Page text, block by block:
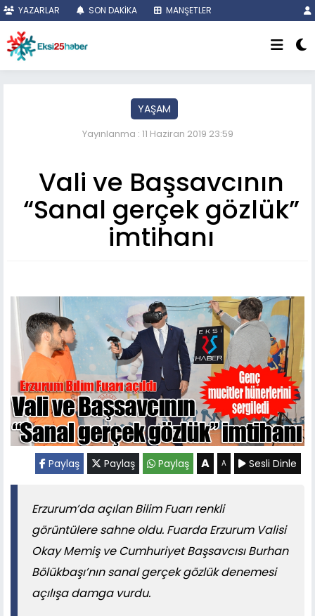
YAZARLAR SON DAKİKA MANŞETLER
YAŞAM
Yayınlanma : 11 Haziran 2019 23:59
Vali ve Başsavcının
“Sanal gerçek gözlük”
imtihanı
Paylaş Paylaş Paylaş A A Sesli Dinle
Erzurum’da açılan Bilim Fuarı renkli
görüntülere sahne oldu. Fuarda Erzurum Valisi
Okay Memiş ve Cumhuriyet Başsavcısı Burhan
Bölükbaşı’nın sanal gerçek gözlük denemesi
açılışa damga vurdu.